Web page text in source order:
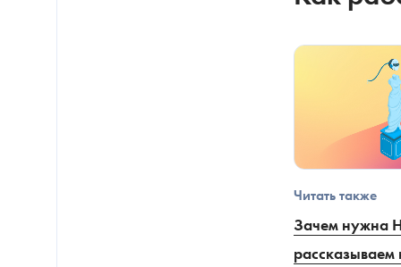
Читать также
Зачем нужна